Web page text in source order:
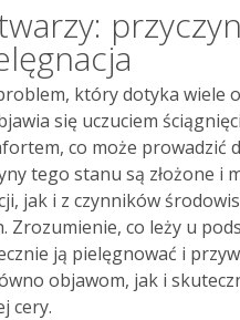
który dotyka wiele
się uczuciem
co może prowadzić
tego stanu są złożone i
jak i z czynników
Zrozumienie, co leży u
ją pielęgnować i
objawom, jak i
cery.